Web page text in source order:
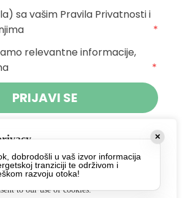
your browsing experience, serve
and analyze our traffic. By clicking
to our use of cookies.
sa vašim Pravila Privatnosti i
*
relevantne informacije,
*
PRIJAVI SE
suglasnost za primanje novosti Pokreta
PokretOtoka
✕
dobrodošli u vaš izvor informacija
tranziciji te održivom i
razvoju otoka!